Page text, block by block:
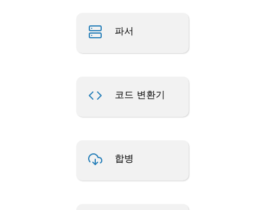
파서
코드 변환기
합병